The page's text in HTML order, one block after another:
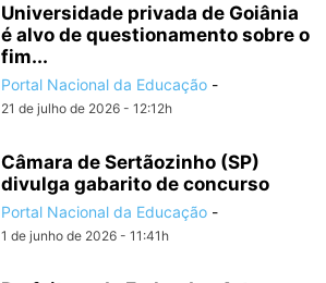
Universidade privada de Goiânia
é alvo de questionamento sobre o
fim...
Portal Nacional da Educação -
21 de julho de 2026 - 12:12h
Câmara de Sertãozinho (SP)
divulga gabarito de concurso
Portal Nacional da Educação -
1 de junho de 2026 - 11:41h